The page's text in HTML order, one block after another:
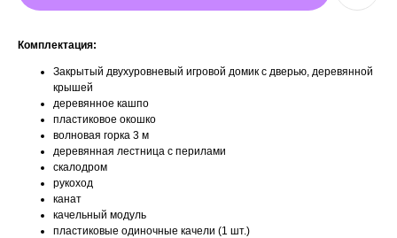
Комплектация:
Закрытый двухуровневый игровой домик с дверью, деревянной
крышей
деревянное кашпо
пластиковое окошко
волновая горка 3 м
деревянная лестница с перилами
скалодром
рукоход
канат
качельный модуль
пластиковые одиночные качели (1 шт.)